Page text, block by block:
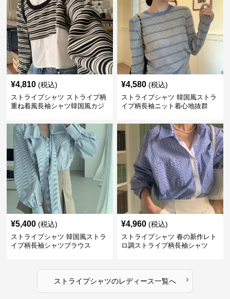
¥4,810 (税込)
ストライプシャツ ストライプ柄
重ね着風長袖シャツ韓国風カジ
¥4,580 (税込)
ストライプシャツ 韓国風ストラ
イプ柄長袖ニット着心地抜群
¥5,400 (税込)
ストライプシャツ 韓国風ストラ
イプ柄長袖シャツブラウス
¥4,960 (税込)
ストライプシャツ 春の新作レト
ロ調ストライプ柄長袖シャツ
ストライプシャツのレディース一覧へ ›